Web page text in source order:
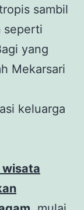
sambil
seperti
yang
Mekarsari
keluarga